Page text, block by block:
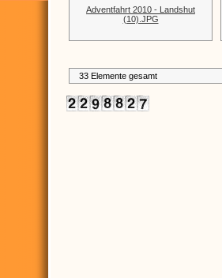
Adventfahrt 2010 - Landshut
(10).JPG
33 Elemente gesamt